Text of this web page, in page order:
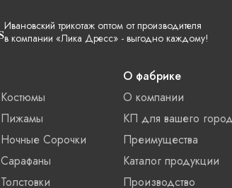
Ивановский трикотаж оптом от производителя
в компании «Лика Дресс» - выгодно каждому!
Костюмы
Пижамы
Ночные Сорочки
Сарафаны
Толстовки
О фабрике
О компании
КП для вашего
Преимущества
Каталог продукции
Производство